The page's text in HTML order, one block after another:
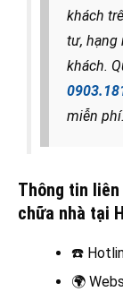
khách
tư, hạng
khách.
miễn phí.
Thông tin liên
chữa nhà tại
☎️
🌍